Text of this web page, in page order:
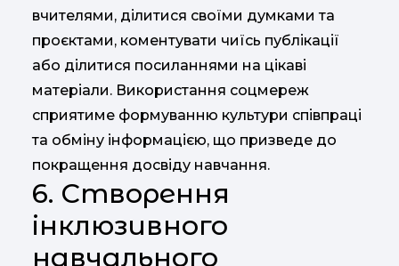
вчителями, ділитися своїми думками та
проєктами, коментувати чиїсь публікації
або ділитися посиланнями на цікаві
матеріали. Використання соцмереж
сприятиме формуванню культури співпраці
та обміну інформацією, що призведе до
покращення досвіду навчання.
6. Створення
інклюзивного
навчального